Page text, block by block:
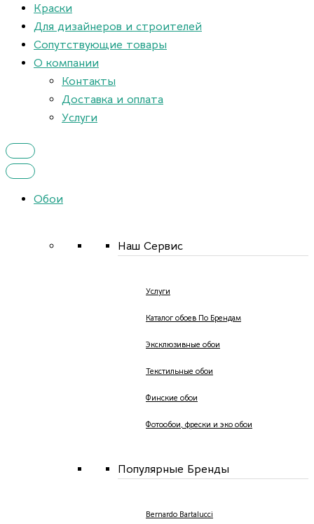
Краски
Для дизайнеров и строителей
Сопутствующие товары
О компании
Контакты
Доставка и оплата
Услуги
Обои
Наш Сервис
Услуги
Каталог обоев По Брендам
Эксклюзивные обои
Текстильные обои
Финские обои
Фотообои, фрески и эко обои
Популярные Бренды
Bernardo Bartalucci